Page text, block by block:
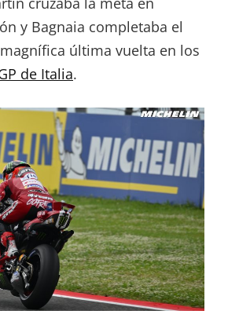
y Bagnaia completaba el
última vuelta en los
de Italia.